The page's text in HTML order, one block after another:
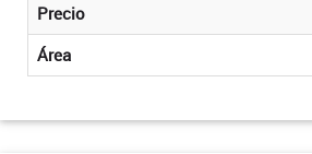
Precio
Área